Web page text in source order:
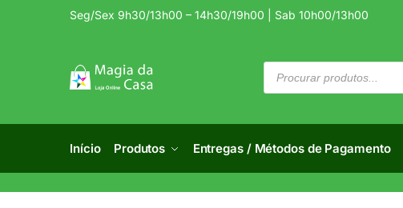
Seg/Sex 9h30/13h00 – 14h30/19h00 | Sab 10h00/13h00
Início Produtos Entregas / Métodos de Pagamento